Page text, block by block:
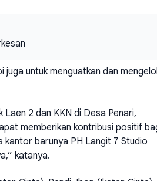
untuk menguatkan dan
2 dan KKN di Desa Penari,
memberikan kontribusi positif
barunya PH Langit 7 Studio
katanya.